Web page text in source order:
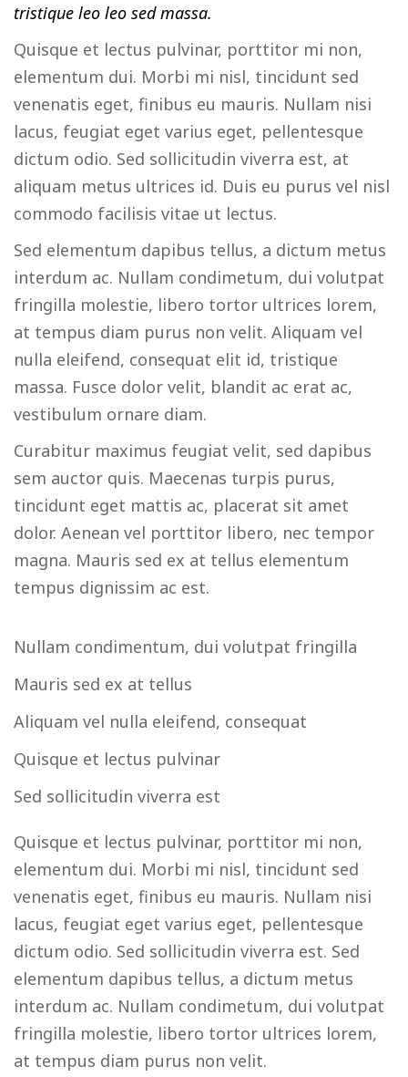
tristique leo leo sed massa.
Quisque et lectus pulvinar, porttitor mi non,
elementum dui. Morbi mi nisl, tincidunt sed
venenatis eget, finibus eu mauris. Nullam nisi
lacus, feugiat eget varius eget, pellentesque
dictum odio. Sed sollicitudin viverra est, at
aliquam metus ultrices id. Duis eu purus vel nisl
commodo facilisis vitae ut lectus.
Sed elementum dapibus tellus, a dictum metus
interdum ac. Nullam condimetum, dui volutpat
fringilla molestie, libero tortor ultrices lorem,
at tempus diam purus non velit. Aliquam vel
nulla eleifend, consequat elit id, tristique
massa. Fusce dolor velit, blandit ac erat ac,
vestibulum ornare diam.
Curabitur maximus feugiat velit, sed dapibus
sem auctor quis. Maecenas turpis purus,
tincidunt eget mattis ac, placerat sit amet
dolor. Aenean vel porttitor libero, nec tempor
magna. Mauris sed ex at tellus elementum
tempus dignissim ac est.
Nullam condimentum, dui volutpat fringilla
Mauris sed ex at tellus
Aliquam vel nulla eleifend, consequat
Quisque et lectus pulvinar
Sed sollicitudin viverra est
Quisque et lectus pulvinar, porttitor mi non,
elementum dui. Morbi mi nisl, tincidunt sed
venenatis eget, finibus eu mauris. Nullam nisi
lacus, feugiat eget varius eget, pellentesque
dictum odio. Sed sollicitudin viverra est. Sed
elementum dapibus tellus, a dictum metus
interdum ac. Nullam condimetum, dui volutpat
fringilla molestie, libero tortor ultrices lorem,
at tempus diam purus non velit.